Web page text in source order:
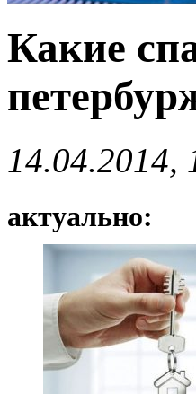
Какие
14.04.2014,
актуально: